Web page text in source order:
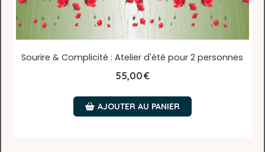
Sourire & Complicité : Atelier d'été pour 2 personnes
55,00€
AJOUTER AU PANIER